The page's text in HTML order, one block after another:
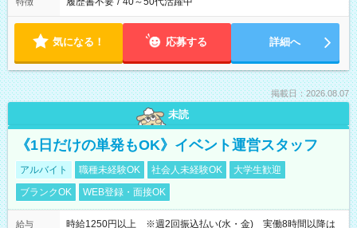
気になる！ 応募する 詳細へ
掲載日：2026.08.07
未読
《1日だけの単発もOK》イベント運営スタッフ
アルバイト 職種未経験OK 社会人未経験OK
大学生歓迎
ブランクOK
WEB登録・面接OK
給与
時給1250円以上 ※週2回振込払い(水・金) 実働8時間以降は